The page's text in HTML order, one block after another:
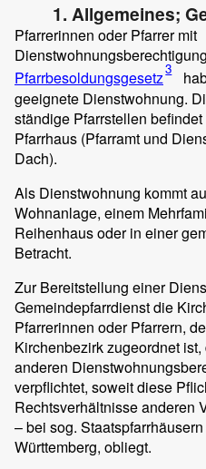
1. Allgemeines;
Pfarrerinnen oder Pfarrer mit
Pfarrbesoldungsgesetz3
geeignete Dienstwohnung.
ständige Pfarrstellen
Pfarrhaus (Pfarramt und
Dach).
Als Dienstwohnung kommt
Wohnanlage, einem
Reihenhaus oder in einer
Betracht.
Zur Bereitstellung einer
Gemeindepfarrdienst die
Pfarrerinnen oder Pfarrern,
Kirchenbezirk zugeordnet
anderen
verpflichtet, soweit diese
Rechtsverhältnisse anderen
– bei sog.
Württemberg, obliegt.